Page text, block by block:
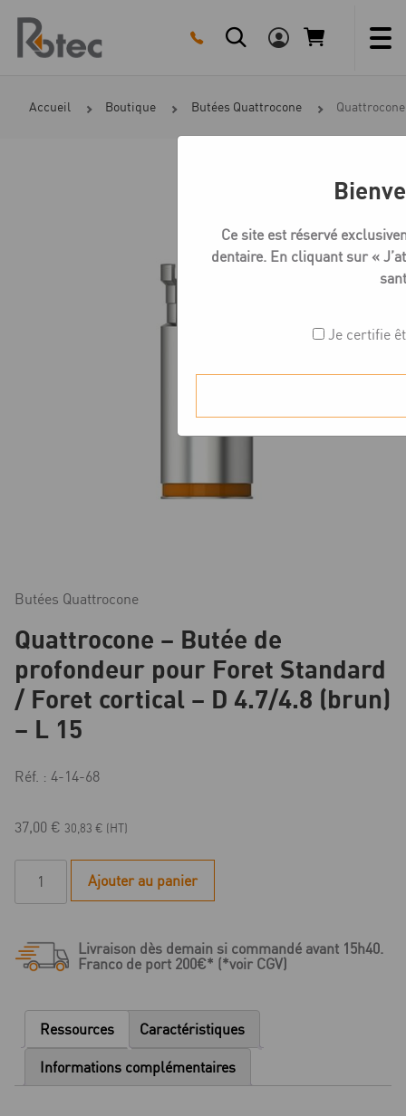
content
Accueil Boutique Butées Quattrocone
Butées Quattrocone
Quattrocone – Butée de
profondeur pour Foret Standard
/ Foret cortical – D 4.7/4.8 (brun)
– L 15
Réf. : 4-14-68
37,00 € 30,83 € (HT)
Butée
pour
Foret
Standard
/
Ajouter au panier
Livraison dès demain si commandé avant 15h40.
Franco de port 200€* (*voir CGV)
Ressources Caractéristiques
Informations complémentaires
Ce site est réservé
dentaire. En cliquant sur «
Je certifie